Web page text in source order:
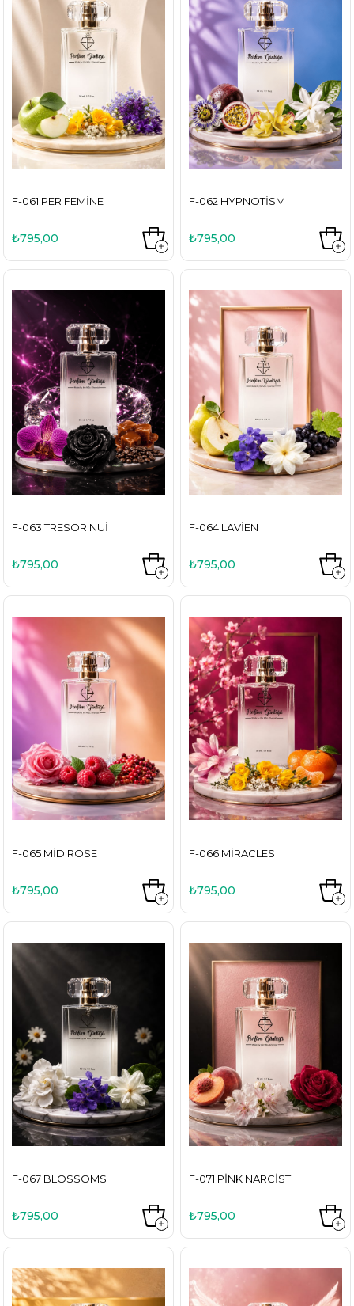
F-061 PER FEMINE
₺795,00
F-062 HYPNOTISM
₺795,00
F-063 TRESOR NUI
₺795,00
F-064 LAVIEN
₺795,00
F-065 MID ROSE
₺795,00
F-066 MIRACLES
₺795,00
F-067 BLOSSOMS
₺795,00
F-071 PINK NARCIST
₺795,00